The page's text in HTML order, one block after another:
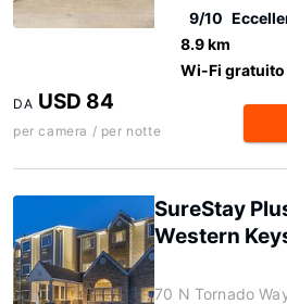
9/10
8.9 km
Wi-Fi gratuito
DA USD 84
per camera / per notte
SureStay
Western
70 N Tornado